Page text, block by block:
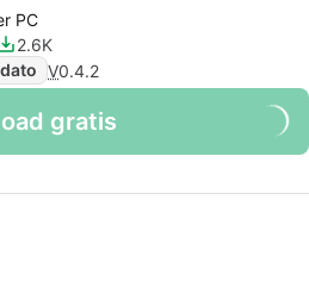
PC
2.6K
V0.4.2
gratis